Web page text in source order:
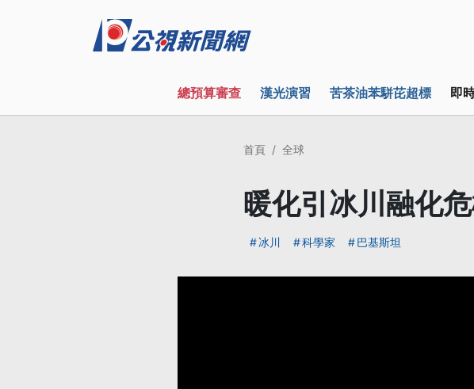
總預算審查 漢光演習 苦茶油苯駢芘超標 即
首頁 全球
暖化引冰川融化
冰川 科學家 巴基斯坦